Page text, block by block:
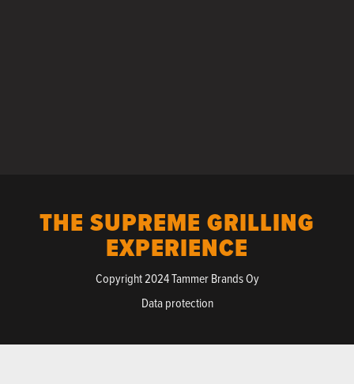
THE SUPREME GRILLING
EXPERIENCE
Copyright 2024 Tammer Brands Oy
Data protection